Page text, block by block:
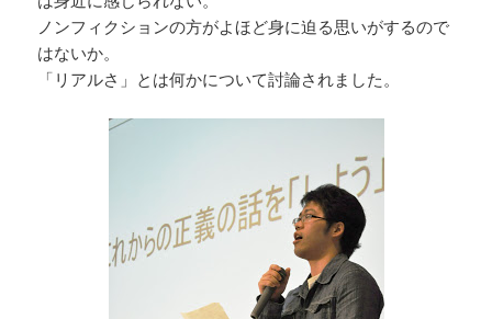
ノンフィクションの方がよほど身に迫る思いがするので
はないか。
「リアルさ」とは何かについて討論されました。